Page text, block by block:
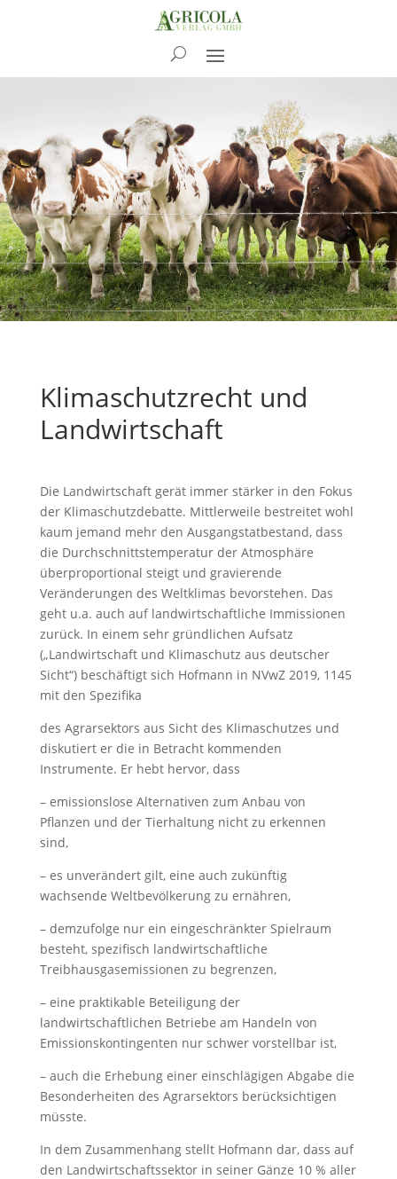
News
Klimaschutzrecht und
Landwirtschaft
Die Landwirtschaft gerät immer stärker in den Fokus
der Klimaschutzdebatte. Mittlerweile bestreitet wohl
kaum jemand mehr den Ausgangstatbestand, dass
die Durchschnittstemperatur der Atmosphäre
überproportional steigt und gravierende
Veränderungen des Weltklimas bevorstehen. Das
geht u.a. auch auf landwirtschaftliche Immissionen
zurück. In einem sehr gründlichen Aufsatz
(„Landwirtschaft und Klimaschutz aus deutscher
Sicht“) beschäftigt sich Hofmann in NVwZ 2019, 1145
mit den Spezifika
des Agrarsektors aus Sicht des Klimaschutzes und
diskutiert er die in Betracht kommenden
Instrumente. Er hebt hervor, dass
– emissionslose Alternativen zum Anbau von
Pflanzen und der Tierhaltung nicht zu erkennen
sind,
– es unverändert gilt, eine auch zukünftig
wachsende Weltbevölkerung zu ernähren,
– demzufolge nur ein eingeschränkter Spielraum
besteht, spezifisch landwirtschaftliche
Treibhausgasemissionen zu begrenzen,
– eine praktikable Beteiligung der
landwirtschaftlichen Betriebe am Handeln von
Emissionskontingenten nur schwer vorstellbar ist,
– auch die Erhebung einer einschlägigen Abgabe die
Besonderheiten des Agrarsektors berücksichtigen
müsste.
In dem Zusammenhang stellt Hofmann dar, dass auf
den Landwirtschaftssektor in seiner Gänze 10 % aller